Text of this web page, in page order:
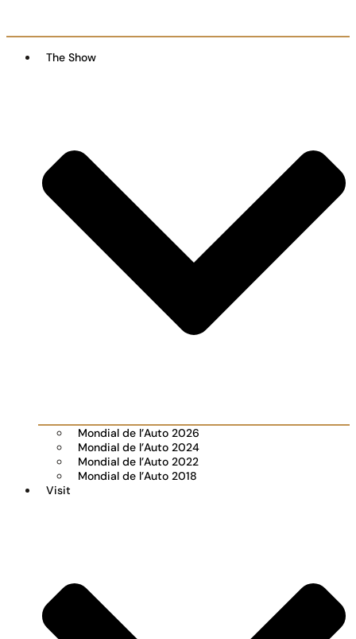
The Show
Mondial de l’Auto 2026
Mondial de l’Auto 2024
Mondial de l’Auto 2022
Mondial de l’Auto 2018
Visit